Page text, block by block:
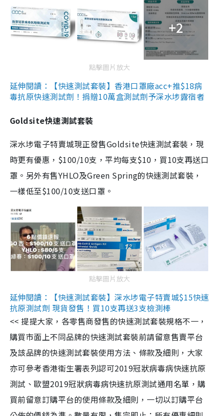
+2
點擊圖片放大
延伸閱讀：【快速測試套裝】香港口罩廠acc+推$18病
毒抗原快速測試劑！捐贈10萬盒測試劑予深水埗露宿者
Goldsite快速測試套裝
深水埗電子特賣城現正發售Goldsite快速測試套裝，現
時更有優惠，$100/10支，平均每支$10，買10支再送口
罩。另外有售YHLO及Green Spring的快速測試套裝，
一樣低至$100/10支送口罩。
點擊圖片放大
延伸閱讀：【快速測試套裝】深水埗電子特賣城$15快速
抗原測試劑 現貨發售！買10支再送3支檢測棒
<< 提提大家，各零售商發售的快速測試套裝規格不一，
購買市面上不同品牌的快速測試套裝前請留意售賣平台
及該品牌的快速測試套裝使用方法、條款及細則，大家
亦可參考香港衞生署表列認可2019冠狀病毒病快速抗原
測試、歐盟2019冠狀病毒病快速抗原測試通用名單，購
買前留意訂購平台的使用條款及細則，一切以訂購平台